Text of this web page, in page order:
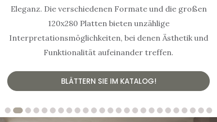
Eleganz. Die verschiedenen Formate und die großen
120x280 Platten bieten unzählige
Interpretationsmöglichkeiten, bei denen Ästhetik und
Funktionalität aufeinander treffen.
BLÄTTERN SIE IM KATALOG!